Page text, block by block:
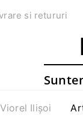
si retururi
Viorel Ilișoi